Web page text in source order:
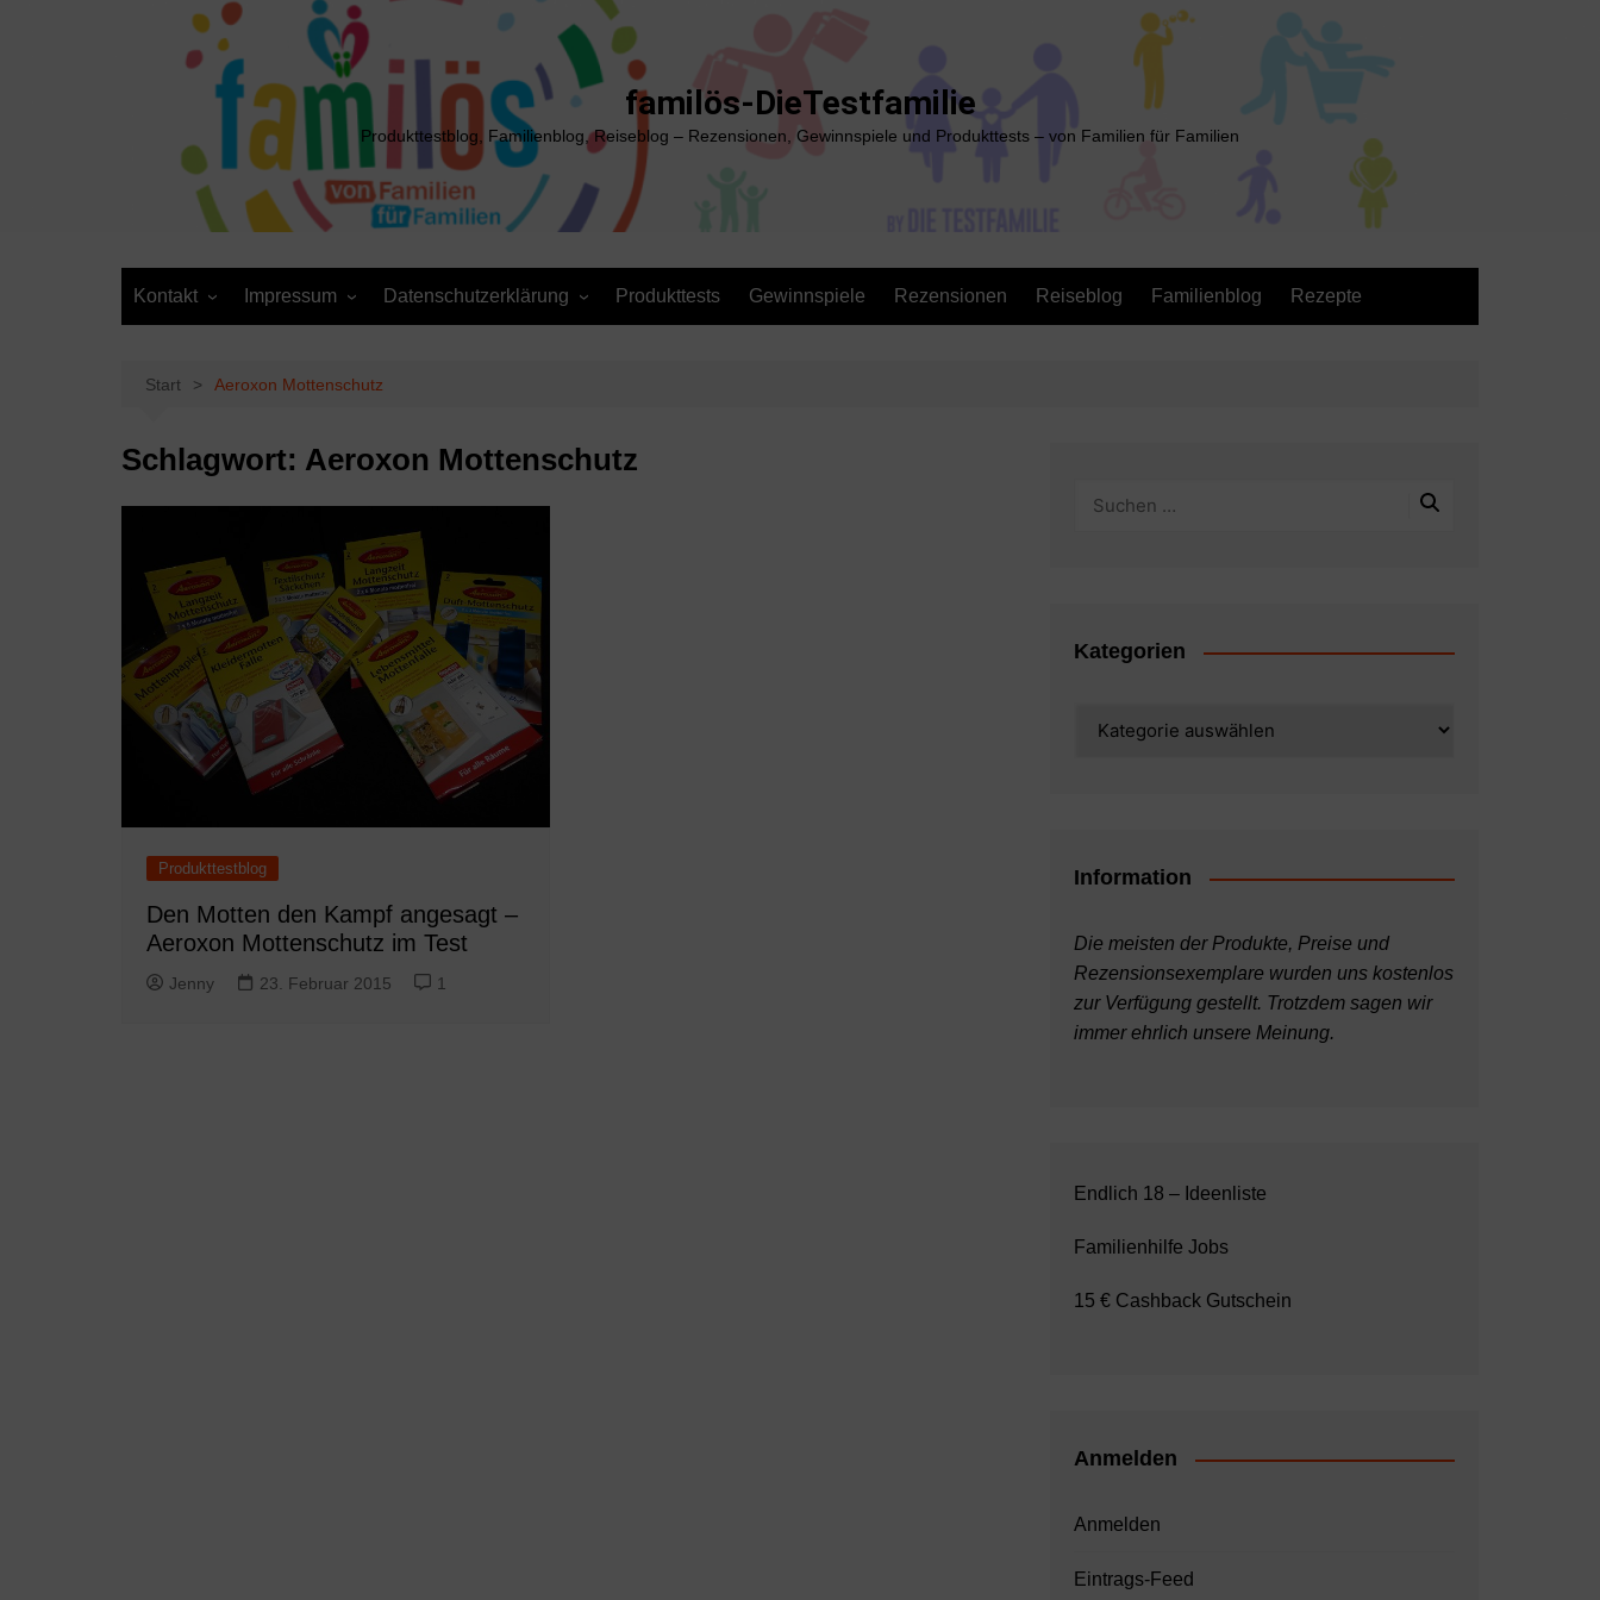
familös-DieTestfamilie
Produkttestblog, Familienblog, Reiseblog – Rezensionen, Gewinnspiele und Produkttests – von Familien für Familien
Kontakt Impressum Datenschutzerklärung Produkttests Gewinnspiele Rezensionen Reiseblog Familienblog Rezepte
Start Aeroxon Mottenschutz
Schlagwort: Aeroxon Mottenschutz
Produkttestblog
Den Motten den Kampf angesagt –
Aeroxon Mottenschutz im Test
Jenny 23. Februar 2015 1
Kategorien
Information
Die meisten der Produkte, Preise und
Rezensionsexemplare wurden uns kostenlos
zur Verfügung gestellt. Trotzdem sagen wir
immer ehrlich unsere Meinung.
Endlich 18 – Ideenliste
Familienhilfe Jobs
15 € Cashback Gutschein
Anmelden
Anmelden
Eintrags-Feed